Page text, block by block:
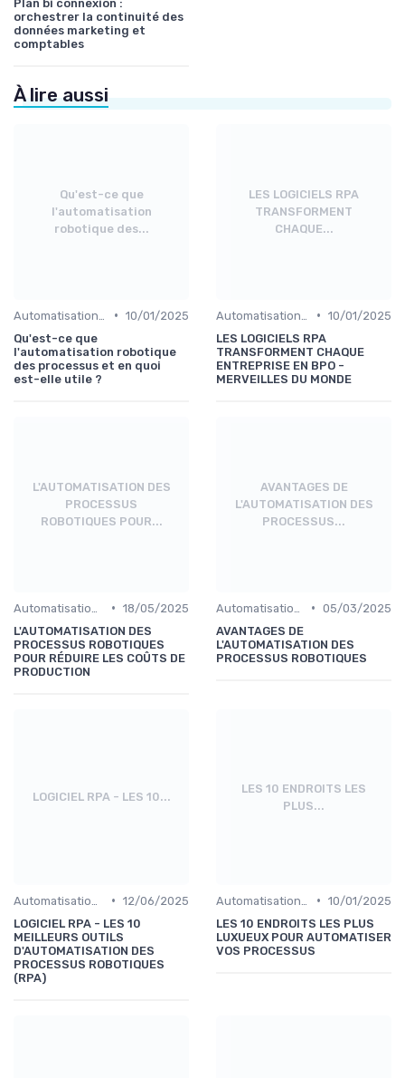
Plan bi connexion :
orchestrer la continuité des
données marketing et
comptables
À lire aussi
Qu'est-ce que
l'automatisation
robotique des...
• 10/01/2025
Qu'est-ce que
l'automatisation robotique
des processus et en quoi
est-elle utile ?
LES LOGICIELS RPA
TRANSFORMENT
CHAQUE...
• 10/01/2025
LES LOGICIELS RPA
TRANSFORMENT CHAQUE
ENTREPRISE EN BPO -
MERVEILLES DU MONDE
L'AUTOMATISATION DES
PROCESSUS
ROBOTIQUES POUR...
• 18/05/2025
L'AUTOMATISATION DES
PROCESSUS ROBOTIQUES
POUR RÉDUIRE LES COÛTS DE
PRODUCTION
AVANTAGES DE
L'AUTOMATISATION DES
PROCESSUS...
• 05/03/2025
AVANTAGES DE
L'AUTOMATISATION DES
PROCESSUS ROBOTIQUES
LOGICIEL RPA - LES 10...
• 12/06/2025
LOGICIEL RPA - LES 10
MEILLEURS OUTILS
D'AUTOMATISATION DES
PROCESSUS ROBOTIQUES
(RPA)
LES 10 ENDROITS LES
PLUS...
• 10/01/2025
LES 10 ENDROITS LES PLUS
LUXUEUX POUR AUTOMATISER
VOS PROCESSUS